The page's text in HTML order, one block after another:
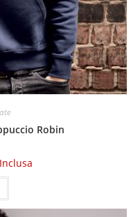
Robin